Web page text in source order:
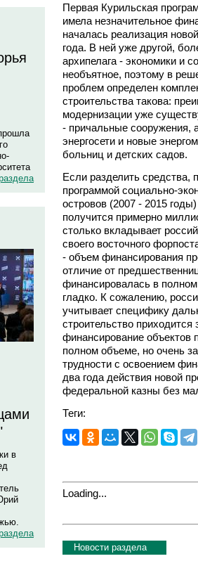
в
Первая Курильская
имела незначительное
началась реализация
года. В ней уже другой,
архипелага - экономики и
необъятное, поэтому в
проблем определен
строительства такова:
модернизации уже
- причальные сооружения,
энергосети и новые
больниц и детских садов.
Если разделить средства,
программой социально-
островов (2007 - 2015
получится примерно
столько вкладывает
своего восточного
- объем финансирования
отличие от
финансировалась в
гладко. К сожалению,
учитывает специфику
строительство
финансирование объектов
полном объеме, но очень
трудности с освоением
два года действия новой
федеральной казны без
Теги:
Loading...
Новости раздела